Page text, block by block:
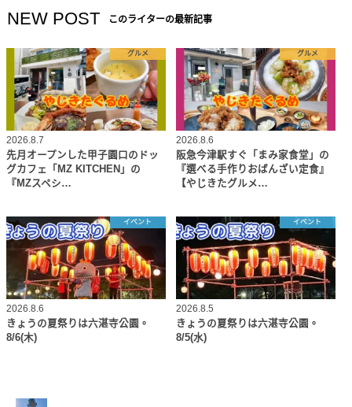
NEW POST このライターの最新記事
グルメ
2026.8.7
先月オープンした甲子園口のドッ
グカフェ「MZ KITCHEN」の
『MZスペシ…
グルメ
2026.8.6
阪急今津駅すぐ「まみ家食堂」の
『選べる手作りおばんざい定食』
【やじきたグルメ…
イベント
2026.8.6
きょうの夏祭りは六湛寺公園。
8/6(木)
イベント
2026.8.5
きょうの夏祭りは六湛寺公園。
8/5(水)